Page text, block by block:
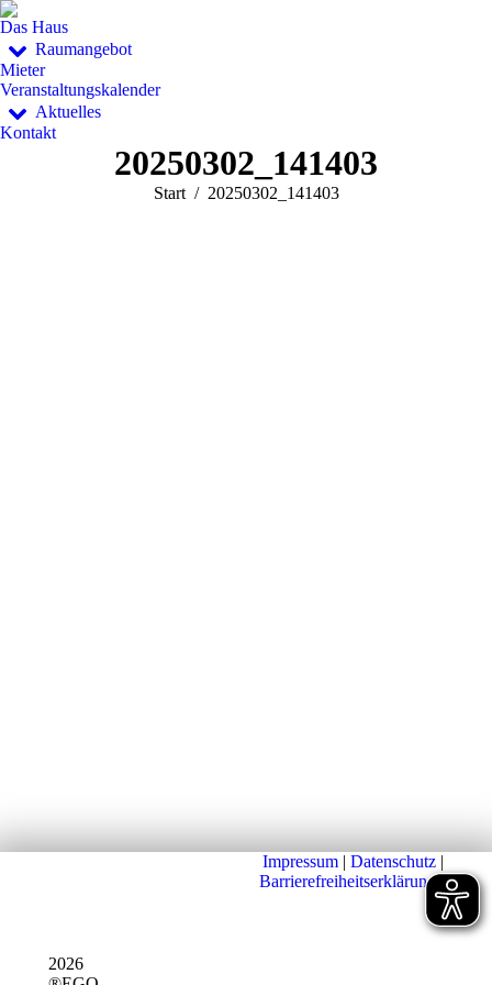
Das Haus
Raumangebot
Mieter
Veranstaltungskalender
Aktuelles
Kontakt
20250302_141403
Sie befinden sich hier:
Start 20250302_141403
2026
Impressum | Datenschutz |
Barrierefreiheitserklärung|